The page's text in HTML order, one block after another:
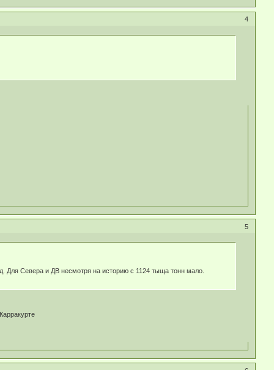
4
5
Для Севера и ДВ несмотря на историю с 1124 тыща тонн мало.